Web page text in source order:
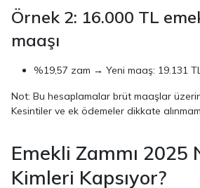
Örnek 2: 16.000 TL
maaşı
%19,57 zam → Yeni maaş: 19.131
Not: Bu hesaplamalar brüt maaşlar
Kesintiler ve ek ödemeler dikkate
Emekli Zammı 2025
Kimleri Kapsıyor?